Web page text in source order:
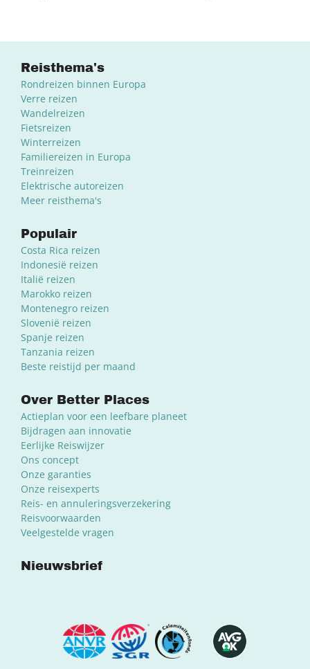
Reisthema's
Rondreizen binnen Europa
Verre reizen
Wandelreizen
Fietsreizen
Winterreizen
Familiereizen in Europa
Treinreizen
Elektrische autoreizen
Meer reisthema's
Populair
Costa Rica reizen
Indonesië reizen
Italië reizen
Marokko reizen
Montenegro reizen
Slovenië reizen
Spanje reizen
Tanzania reizen
Beste reistijd per maand
Over Better Places
Actieplan voor een leefbare planeet
Bijdragen aan innovatie
Eerlijke Reiswijzer
Ons concept
Onze garanties
Onze reisexperts
Reis- en annuleringsverzekering
Reisvoorwaarden
Veelgestelde vragen
Nieuwsbrief